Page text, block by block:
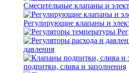
Смесительные клапаны и
Регулирующие клапаны и
давления
подпитки, слива и заполнения